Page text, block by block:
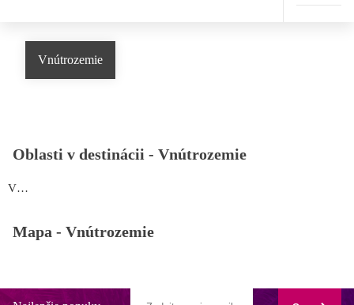
Vnútrozemie
Oblasti v destinácii - Vnútrozemie
Vnútrozemie
Mapa - Vnútrozemie